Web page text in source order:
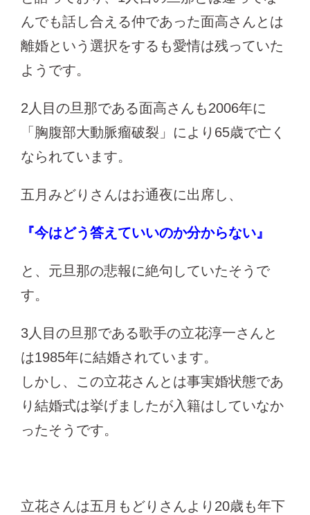
んでも話し合える仲であった面高さんとは
離婚という選択をするも愛情は残っていた
ようです。
2人目の旦那である面高さんも2006年に
「胸腹部大動脈瘤破裂」により65歳で亡く
なられています。
五月みどりさんはお通夜に出席し、
『今はどう答えていいのか分からない』
と、元旦那の悲報に絶句していたそうで
す。
3人目の旦那である歌手の立花淳一さんと
は1985年に結婚されています。
しかし、この立花さんとは事実婚状態であ
り結婚式は挙げましたが入籍はしていなか
ったそうです。
立花さんは五月もどりさんより20歳も年下